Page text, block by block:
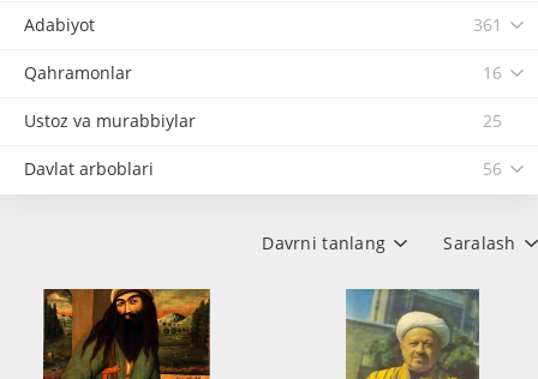
Adabiyot 361
Qahramonlar 16
Ustoz va murabbiylar 25
Davlat arboblari 56
Saralash
Davrni tanlang